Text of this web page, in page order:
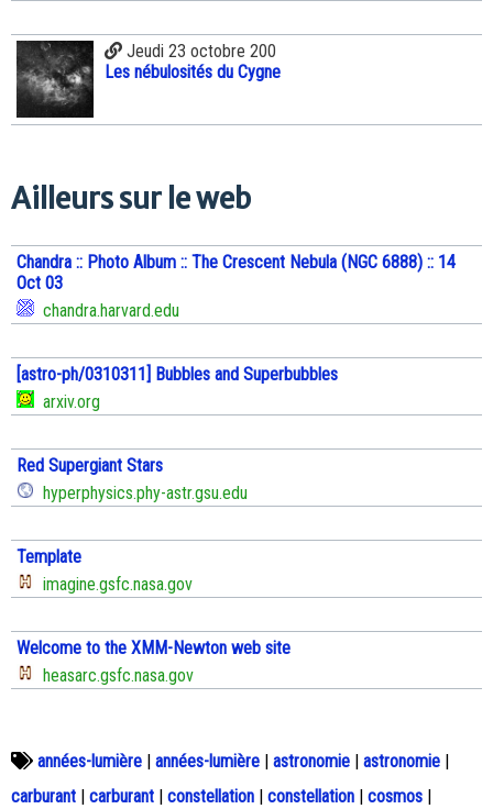
Jeudi 23 octobre 200
Les nébulosités du Cygne
Ailleurs sur le web
Chandra :: Photo Album :: The Crescent Nebula (NGC 6888) :: 14
Oct 03
chandra.harvard.edu
[astro-ph/0310311] Bubbles and Superbubbles
arxiv.org
Red Supergiant Stars
hyperphysics.phy-astr.gsu.edu
Template
imagine.gsfc.nasa.gov
Welcome to the XMM-Newton web site
heasarc.gsfc.nasa.gov
années-lumière | années-lumière | astronomie | astronomie |
carburant | carburant | constellation | constellation | cosmos |